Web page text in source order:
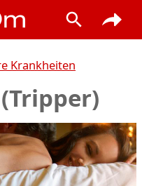
Krankheiten